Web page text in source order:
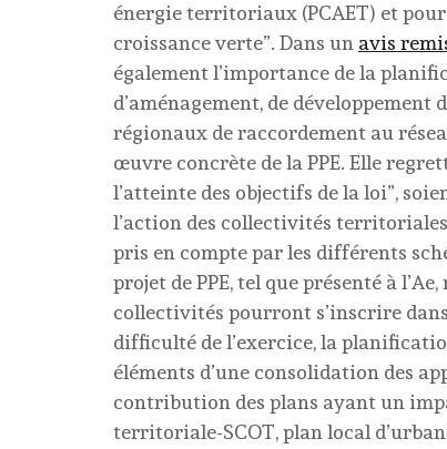
énergie territoriaux (PCAET) et
croissance verte”. Dans un avis
également l’importance de la
d’aménagement, de
régionaux de raccordement au
œuvre concrète de la PPE. Elle
l’atteinte des objectifs de la loi”,
l’action des collectivités
pris en compte par les différents
projet de PPE, tel que présenté à
collectivités pourront s’inscrire
difficulté de l’exercice, la
éléments d’une consolidation des
contribution des plans ayant un
territoriale-SCOT, plan local